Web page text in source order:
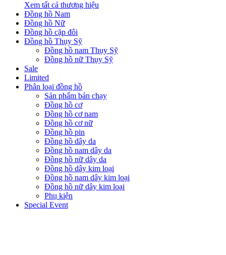
Xem tất cả thương hiệu
Đồng hồ Nam
Đồng hồ Nữ
Đồng hồ cặp đôi
Đồng hồ Thụy Sỹ
Đồng hồ nam Thụy Sỹ
Đồng hồ nữ Thụy Sỹ
Sale
Limited
Phân loại đồng hồ
Sản phẩm bán chạy
Đồng hồ cơ
Đồng hồ cơ nam
Đồng hồ cơ nữ
Đồng hồ pin
Đồng hồ dây da
Đồng hồ nam dây da
Đồng hồ nữ dây da
Đồng hồ dây kim loại
Đồng hồ nam dây kim loại
Đồng hồ nữ dây kim loại
Phụ kiện
Special Event